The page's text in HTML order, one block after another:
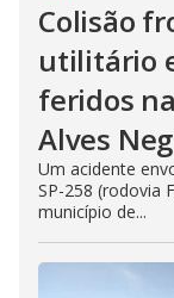
Colisão
utilitário
feridos
Alves
Um acidente
SP-258 (rodovia
município de...